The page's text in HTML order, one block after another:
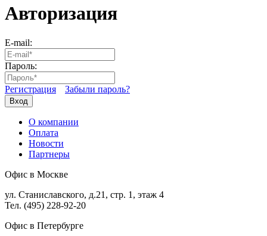
Авторизация
E-mail:
Пароль:
Регистрация Забыли пароль?
Вход
О компании
Оплата
Новости
Партнеры
Офис в Москве
ул. Станиславского, д.21, стр. 1, этаж 4
Тел. (495) 228-92-20
Офис в Петербурге